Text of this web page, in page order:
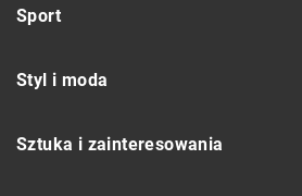
Sport
Styl i moda
Sztuka i zainteresowania